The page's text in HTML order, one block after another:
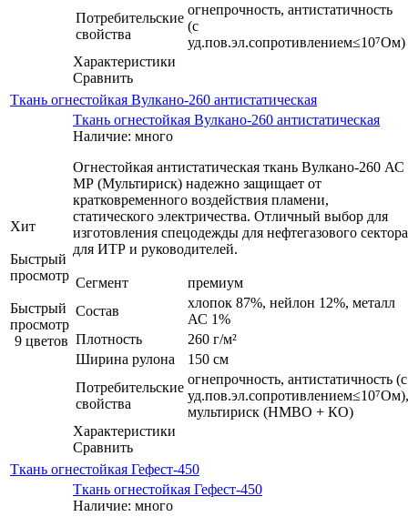
Потребительские
свойства
огнепрочность, антистатичность
(с
уд.пов.эл.сопротивлением≤10⁷Ом)
Характеристики
Сравнить
Ткань огнестойкая Вулкано-260 антистатическая
Хит
Быстрый
просмотр
Быстрый
просмотр
9 цветов
Ткань огнестойкая Вулкано-260 антистатическая
Наличие: много
Огнестойкая антистатическая ткань Вулкано-260 АС
МР (Мультириск) надежно защищает от
кратковременного воздействия пламени,
статического электричества. Отличный выбор для
изготовления спецодежды для нефтегазового сектора
для ИТР и руководителей.
Сегмент
премиум
Состав
хлопок 87%, нейлон 12%, металл
АС 1%
Плотность
260 г/м²
Ширина рулона
150 см
Потребительские
свойства
огнепрочность, антистатичность (с
уд.пов.эл.сопротивлением≤10⁷Ом),
мультириск (НМВО + КО)
Характеристики
Сравнить
Ткань огнестойкая Гефест-450
Ткань огнестойкая Гефест-450
Наличие: много